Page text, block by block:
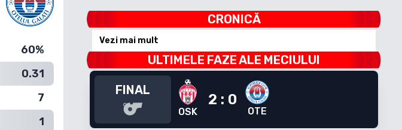
60%
0.31
7
1
CRONICĂ
Vezi mai mult
ULTIMELE FAZE ALE MECIULUI
FINAL
OSK
2 : 0
OTE